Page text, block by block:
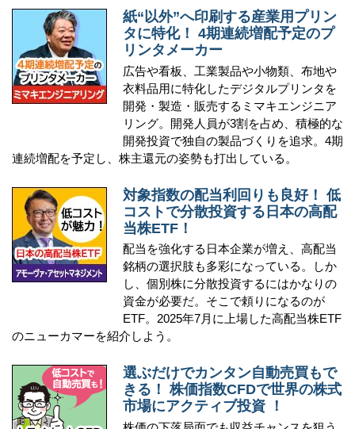
紙“以外”へ印刷する産業用プリン
タに特化！ 4期連続増配予定のプ
リンタメーカー
広告や看板、工業製品や小物類、布地や
衣料品用に特化したデジタルプリンタを
開発・製造・販売するミマキエンジニア
リング。開発人員が3割を占め、積極的な
開発投資で独自の製品づくりを追求。4期
連続増配を予定し、株主還元の姿勢も打出している。
対象指数の配当利回りも良好！ 低
コストで分散投資する日本の高配
当株ETF！
配当を強化する日本企業が増え、高配当
銘柄の選択肢も多彩になっている。しか
し、個別株に分散投資するにはかなりの
資金が必要だ。そこで頼りになるのが
ETF。2025年7月に上場した高配当株ETF
のニューカマーを紹介しよう。
選ぶだけでカンタン自動売買もで
きる！ 株価指数CFDで世界の株式
市場にアクティブ投資 ！